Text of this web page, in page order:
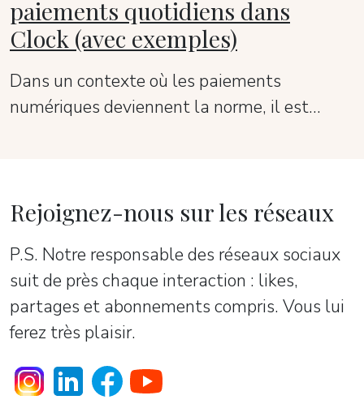
paiements quotidiens dans
Clock (avec exemples)
Dans un contexte où les paiements
numériques deviennent la norme, il est
grand nombre de transactions.
Rejoignez-nous sur les réseaux
P.S. Notre responsable des réseaux sociaux
suit de près chaque interaction : likes,
partages et abonnements compris. Vous lui
ferez très plaisir.